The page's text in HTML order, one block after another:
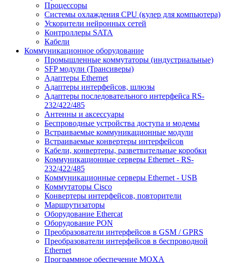
Процессоры
Системы охлаждения CPU (кулер для компьютера)
Ускорители нейронных сетей
Контроллеры SATA
Кабели
Коммуникационное оборудование
Промышленные коммутаторы (индустриальные)
SFP модули (Трансиверы)
Адаптеры Ethernet
Адаптеры интерфейсов, шлюзы
Адаптеры последовательного интерфейса RS-
232/422/485
Антенны и аксессуары
Беспроводные устройства доступа и модемы
Встраиваемые коммуникационные модули
Встраиваемые конвертеры интерфейсов
Кабели, конвертеры, разветвительные коробки
Коммуникационные серверы Ethernet - RS-
232/422/485
Коммуникационные серверы Ethernet - USB
Коммутаторы Cisco
Конвертеры интерфейсов, повторители
Маршрутизаторы
Оборудование Ethercat
Оборудование PON
Преобразователи интерфейсов в GSM / GPRS
Преобразователи интерфейсов в беспроводной
Ethernet
Программное обеспечение MOXA